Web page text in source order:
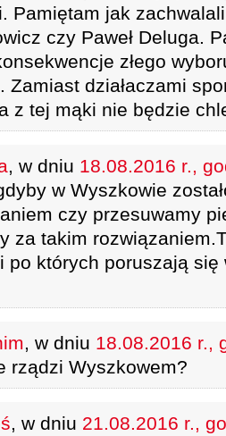
Pamiętam jak
czy Paweł Deluga.
złego
Zamiast działaczami
z tej mąki nie będzie
, w dniu 18.08.2016 r.,
w Wyszkowie
czy przesuwamy
za takim
po których poruszają
, w dniu 18.08.2016 r.,
rządzi Wyszkowem?
, w dniu 21.08.2016 r.,